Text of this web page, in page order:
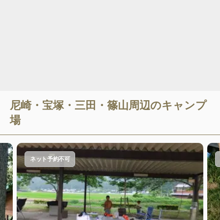
尼崎・宝塚・三田・篠山周辺のキャンプ
場
ネット予約不可